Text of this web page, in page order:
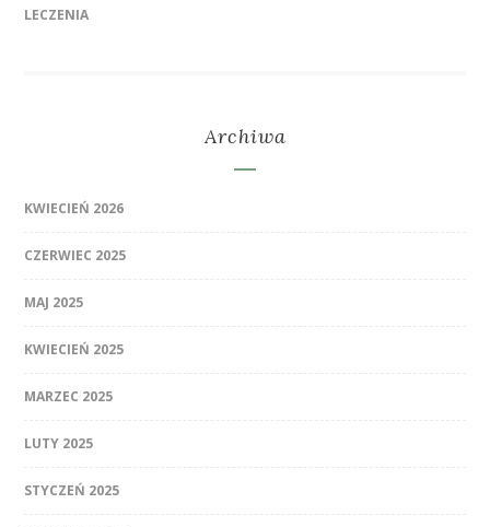
LECZENIA
Archiwa
KWIECIEŃ 2026
CZERWIEC 2025
MAJ 2025
KWIECIEŃ 2025
MARZEC 2025
LUTY 2025
STYCZEŃ 2025